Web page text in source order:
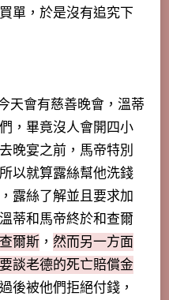
單，於是沒有追究下
天會有慈善晚會，溫蒂
，畢竟沒人會開四小
晚宴之前，馬帝特別
以就算露絲幫他洗錢
露絲了解並且要求加
蒂和馬帝終於和查爾
爾斯 ， 然而另一方面
談老德的死亡賠償金
後被他們拒絕付錢，